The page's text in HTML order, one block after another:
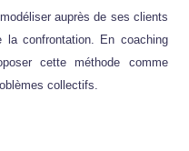
auprès de ses clients
la confrontation. En coaching
cette méthode comme
collectifs.